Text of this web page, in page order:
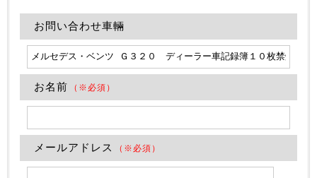
お問い合わせ車輛
お名前 （※必須）
メールアドレス （※必須）